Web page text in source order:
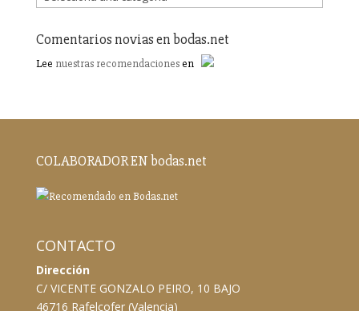
Comentarios novias en bodas.net
Lee nuestras recomendacionesen
COLABORADOR EN bodas.net
CONTACTO
Dirección
C/ VICENTE GONZALO PEIRO, 10 BAJO
46716 Rafelcofer (Valencia)